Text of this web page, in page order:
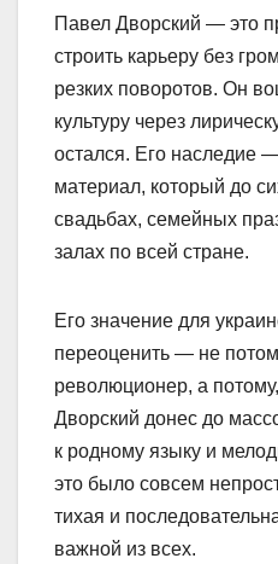
Павел Дворский — это
строить карьеру без
резких поворотов. Он
культуру через
остался. Его наследие
материал, который до
свадьбах, семейных
залах по всей стране.
Его значение для
переоценить — не
революционер, а
Дворский донес до
к родному языку и
это было совсем
тихая и
важной из всех.